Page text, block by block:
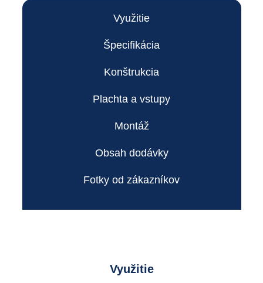
Využitie
Špecifikácia
Konštrukcia
Plachta a vstupy
Montáž
Obsah dodávky
Fotky od zákazníkov
Využitie